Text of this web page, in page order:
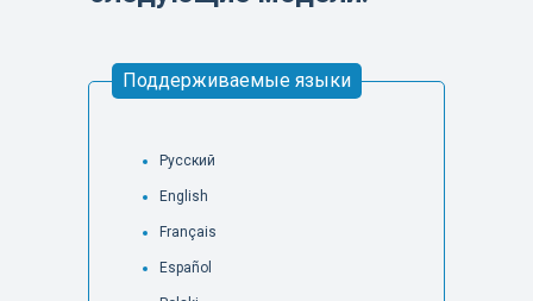
Русский
English
Français
Español
Поддерживаемые языки